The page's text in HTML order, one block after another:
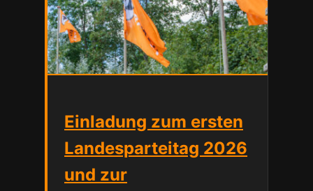
Einladung zum ersten
Landesparteitag 2026
und zur